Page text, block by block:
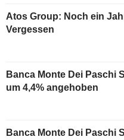
Atos Group: Noch ein
Vergessen
Banca Monte Dei Paschi
um 4,4% angehoben
Banca Monte Dei Paschi